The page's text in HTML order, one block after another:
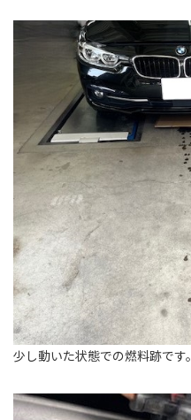
少し動いた状態での燃料跡です。